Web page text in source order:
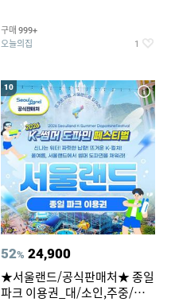
구매 999+
오늘의집 1
10
52% 24,900
★서울랜드/공식판매처★ 종일
파크 이용권_대/소인,주중/주